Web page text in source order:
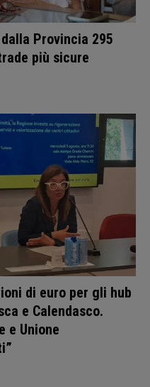
Provincia 295
più sicure
di euro per gli hub
e Calendasco.
e Unione